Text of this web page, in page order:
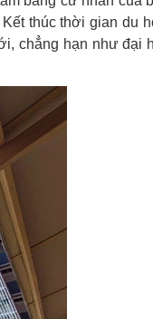
thúc thời gian du
chẳng hạn như đại